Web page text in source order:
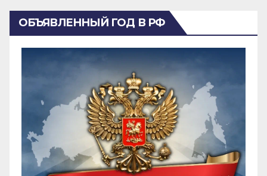
ОБЪЯВЛЕННЫЙ ГОД В РФ